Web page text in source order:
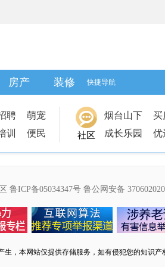
房产 装修 快捷导航
聘
萌宠
训 便民 社区
烟台山下 买
成长乐园
优
鲁ICP备05034347号 鲁公网安备
，本网站仅提供存储服务，如有侵犯您的知识产